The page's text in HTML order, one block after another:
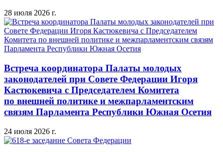
28 июля 2026 г.
Встреча координатора Палаты молодых
законодателей при Совете Федерации Игоря
Кастюкевича с Председателем Комитета
по внешней политике и межпарламентским
связям Парламента Республики Южная Осетия
24 июля 2026 г.